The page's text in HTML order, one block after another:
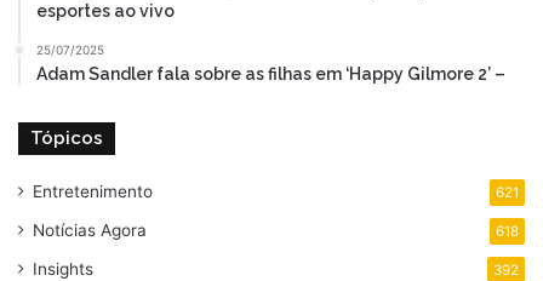
esportes ao vivo
25/07/2025
Adam Sandler fala sobre as filhas em ‘Happy Gilmore 2’ –
Tópicos
Entretenimento 621
Notícias Agora 618
Insights 392